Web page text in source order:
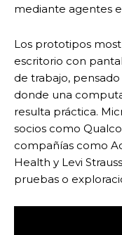
mediante agentes
Los prototipos
escritorio con
de trabajo,
donde una
resulta práctica.
socios como
compañías como
Health y Levi
pruebas o